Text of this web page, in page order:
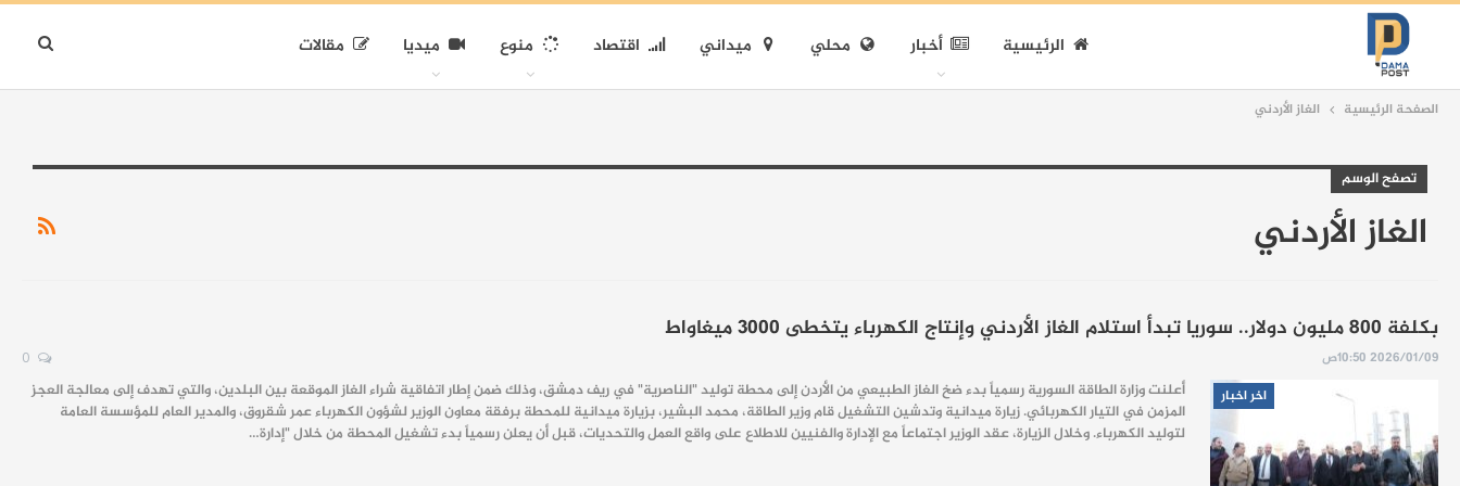
الرئيسية أخبار محلي ميداني اقتصاد منوع ميديا مقالات
الصفحة الرئيسية الغاز الأردني
تصفح الوسم
الغاز الأردني
بكلفة 800 مليون دولار.. سوريا تبدأ استلام الغاز الأردني وإنتاج الكهرباء يتخطى 3000 ميغاواط
2026/01/09 10:50ص
اخر اخبار
أعلنت وزارة الطاقة السورية رسمياً بدء ضخ الغاز الطبيعي من الأردن إلى محطة توليد "الناصرية" في ريف دمشق، وذلك ضمن إطار اتفاقية شراء الغاز الموقعة بين البلدين، والتي تهدف إلى معالجة العجز
المزمن في التيار الكهربائي. زيارة ميدانية وتدشين التشغيل قام وزير الطاقة، محمد البشير، بزيارة ميدانية للمحطة برفقة معاون الوزير لشؤون الكهرباء عمر شقروق، والمدير العام للمؤسسة العامة
لتوليد الكهرباء. وخلال الزيارة، عقد الوزير اجتماعاً مع الإدارة والفنيين للاطلاع على واقع العمل والتحديات، قبل أن يعلن رسمياً بدء تشغيل المحطة من خلال "إدارة…